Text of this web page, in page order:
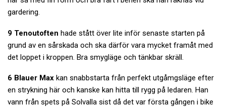
gardering.
9 Tenoutoften hade stått över lite inför senaste starten på
grund av en sårskada och ska därför vara mycket framåt med
det loppet i kroppen. Bra smygläge och tänkbar skräll.
6 Blauer Max kan snabbstarta från perfekt utgåmgsläge efter
en strykning här och kanske kan hitta till rygg på ledaren. Han
vann från spets på Solvalla sist då det var första gången i bike